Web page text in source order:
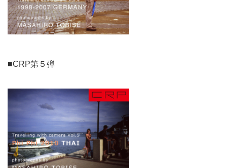
■CRP第５弾